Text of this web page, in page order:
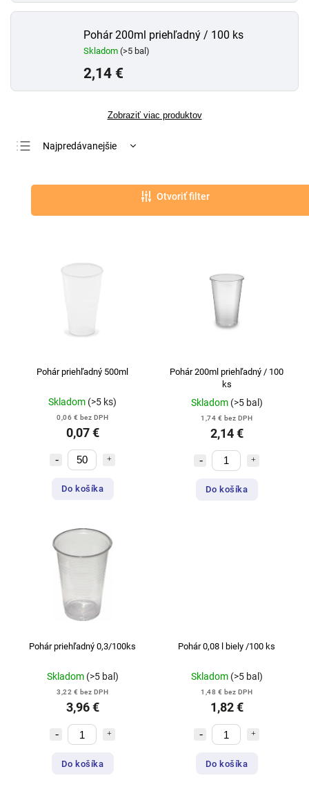
Pohár 200ml priehľadný / 100 ks
Skladom (>5 bal)
2,14 €
Zobraziť viac produktov
Najpredávanejšie
Otvoriť filter
Pohár priehľadný 500ml
Skladom (>5 ks)
0,06 € bez DPH
0,07 €
Do košíka
Pohár 200ml priehľadný / 100
ks
Skladom (>5 bal)
1,74 € bez DPH
2,14 €
Do košíka
Pohár priehľadný 0,3/100ks
Skladom (>5 bal)
3,22 € bez DPH
3,96 €
Do košíka
Pohár 0,08 l biely /100 ks
Skladom (>5 bal)
1,48 € bez DPH
1,82 €
Do košíka